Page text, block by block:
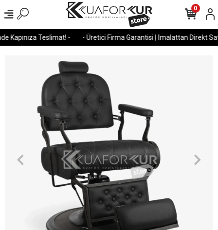
Kapınıza Teslimat! - - Üretici Firma Garantisi | İmalattan Direkt
0